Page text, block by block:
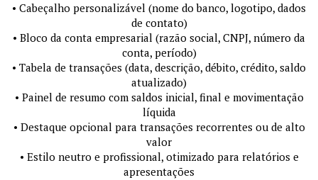
• Cabeçalho personalizável (nome do banco, logotipo, dados
de contato)
• Bloco da conta empresarial (razão social, CNPJ, número da
conta, período)
• Tabela de transações (data, descrição, débito, crédito, saldo
atualizado)
• Painel de resumo com saldos inicial, final e movimentação
líquida
• Destaque opcional para transações recorrentes ou de alto
valor
• Estilo neutro e profissional, otimizado para relatórios e
apresentações